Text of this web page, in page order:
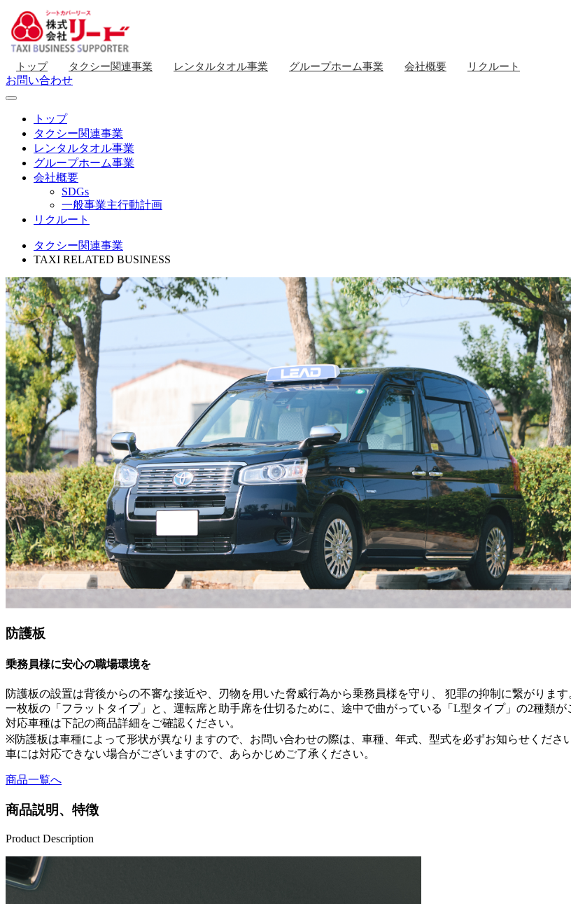
トップ タクシー関連事業 レンタルタオル事業 グループホーム事業 会社概要 リクルート
お問い合わせ
トップ
タクシー関連事業
レンタルタオル事業
グループホーム事業
会社概要
SDGs
一般事業主行動計画
リクルート
タクシー関連事業
TAXI RELATED BUSINESS
防護板
乗務員様に安心の職場環境を
防護板の設置は背後からの不審な接近や、刃物を用いた脅威行為から乗務員様を守り、 犯罪の抑制に繋がりま
一枚板の「フラットタイプ」と、運転席と助手席を仕切るために、途中で曲がっている「L型タイプ」の2種類が
対応車種は下記の商品詳細をご確認ください。
※防護板は車種によって形状が異なりますので、お問い合わせの際は、車種、年式、型式を必ずお知らせくだ
車には対応できない場合がございますので、あらかじめご了承ください。
商品一覧へ
商品説明、特徴
Product Description